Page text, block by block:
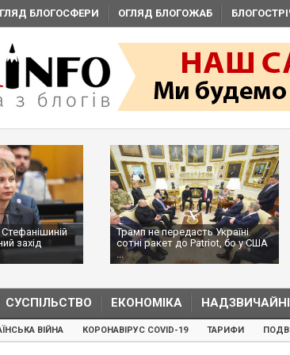
БЛОГОСФЕРИ ОГЛЯД БЛОГОЖАБ
захід
Трамп не передасть Україні
сотні ракет до Patriot, бо у США
...
СУСПІЛЬСТВО ЕКОНОМІКА НАДЗВИЧАЙНІ
ВІЙНА КОРОНАВІРУС COVID-19 ТАРИФИ